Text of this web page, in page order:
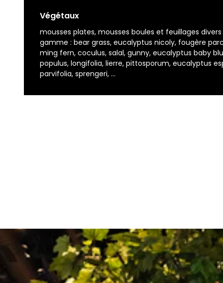
Végétaux
mousses plates, mousses boules et feuillages
gamme : bear grass, eucalyptus nicoly, fougère
ming fern, coculus, salal, gunny, eucalyptus baby
populus, longifolia, lierre, pittosporum, eucalyptus
parvifolia, sprengeri, …